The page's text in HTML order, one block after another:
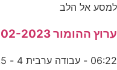
למסע אל הלב
ערוץ ההומור 06-02-2023
06:22 - עבודה ערבית 4 - 5. לוטו 06:48 - השוטר הטוב -